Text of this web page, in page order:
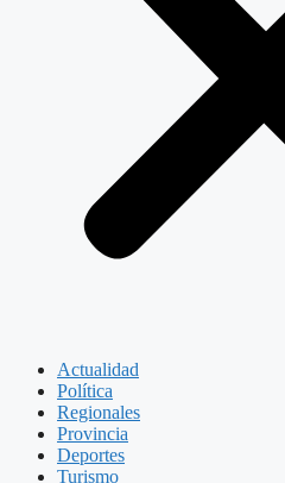
Actualidad
Política
Regionales
Provincia
Deportes
Turismo